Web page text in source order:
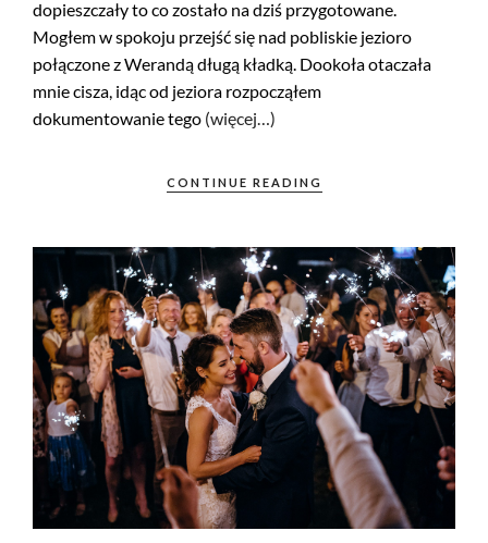
dopieszczały to co zostało na dziś przygotowane.
Mogłem w spokoju przejść się nad pobliskie jezioro
połączone z Werandą długą kładką. Dookoła otaczała
mnie cisza, idąc od jeziora rozpocząłem
dokumentowanie tego (więcej…)
CONTINUE READING